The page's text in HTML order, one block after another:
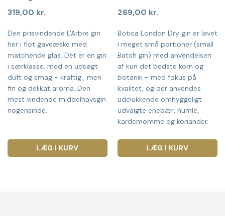
319,00 kr.
Den prisvindende L'Arbre gin
her i flot gaveæske med
matchende glas. Det er en gin
i særklasse, med en udsøgt
duft og smag - kraftig , men
fin og delikat aroma. Den
mest vindende middelhavsgin
nogensinde.
LÆG I KURV
269,00 kr.
Botica London Dry gin er lavet
i meget små portioner (small
Batch gin) med anvendelsen
af kun det bedste korn og
botanik - med fokus på
kvalitet, og der anvendes
udelukkende omhyggeligt
udvalgte enebær, humle,
kardemomme og koriander.
LÆG I KURV